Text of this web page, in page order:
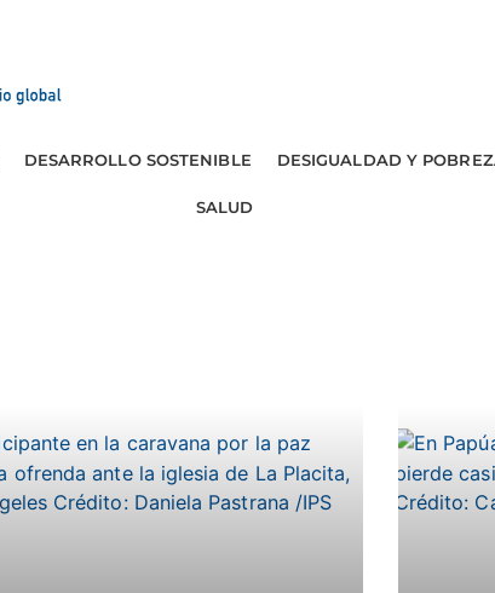
DESARROLLO SOSTENIBLE DESIGUALDAD Y
SALUD